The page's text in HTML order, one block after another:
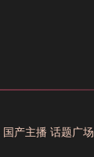
国产主播 话题广场